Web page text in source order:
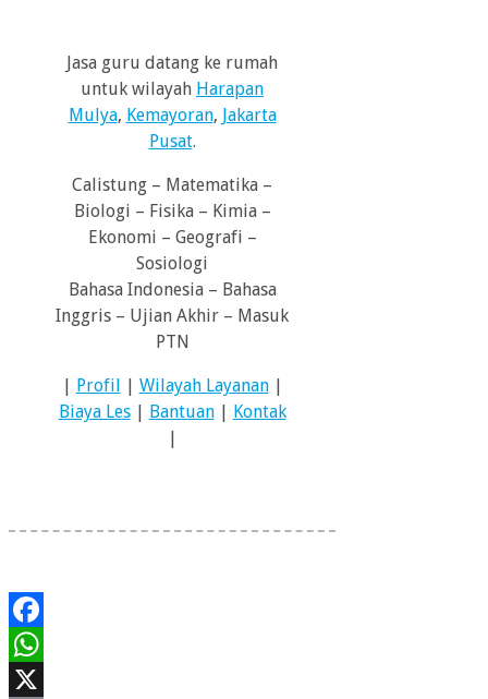
Jasa guru datang ke rumah
untuk wilayah Harapan
Mulya, Kemayoran, Jakarta
Pusat.
Calistung – Matematika –
Biologi – Fisika – Kimia –
Ekonomi – Geografi –
Sosiologi
Bahasa Indonesia – Bahasa
Inggris – Ujian Akhir – Masuk
PTN
Profil Wilayah Layanan|
Biaya Les| Bantuan|
Kontak
Facebook
WhatsApp